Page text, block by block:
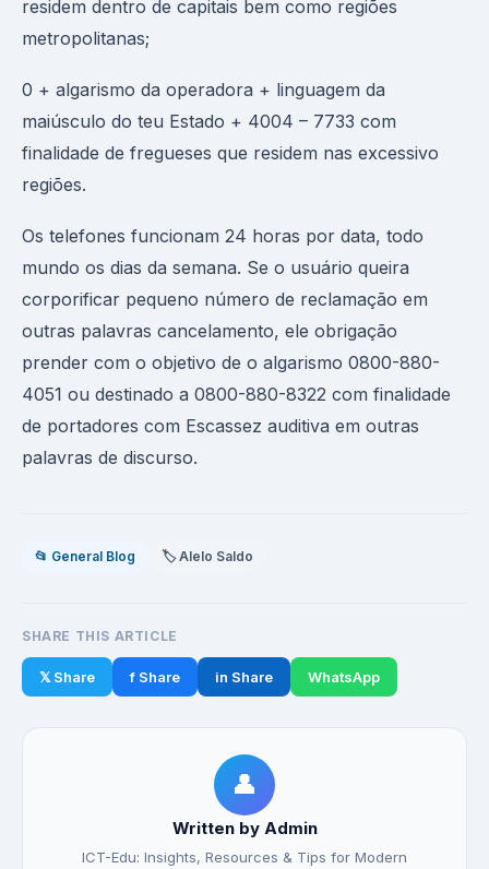
residem dentro de capitais bem como regiões
metropolitanas;
0 + algarismo da operadora + linguagem da
maiúsculo do teu Estado + 4004 – 7733 com
finalidade de fregueses que residem nas excessivo
regiões.
Os telefones funcionam 24 horas por data, todo
mundo os dias da semana. Se o usuário queira
corporificar pequeno número de reclamação em
outras palavras cancelamento, ele obrigação
prender com o objetivo de o algarismo 0800-880-
4051 ou destinado a 0800-880-8322 com finalidade
de portadores com Escassez auditiva em outras
palavras de discurso.
📂 General Blog 🏷️ Alelo Saldo
SHARE THIS ARTICLE
𝕏 Share f Share in Share WhatsApp
👤
Written by Admin
ICT-Edu: Insights, Resources & Tips for Modern